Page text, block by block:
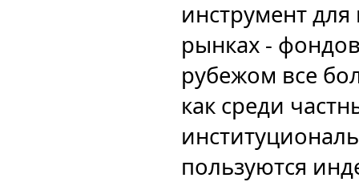
инструмент
рынках -
рубежом все
как среди
пользуются